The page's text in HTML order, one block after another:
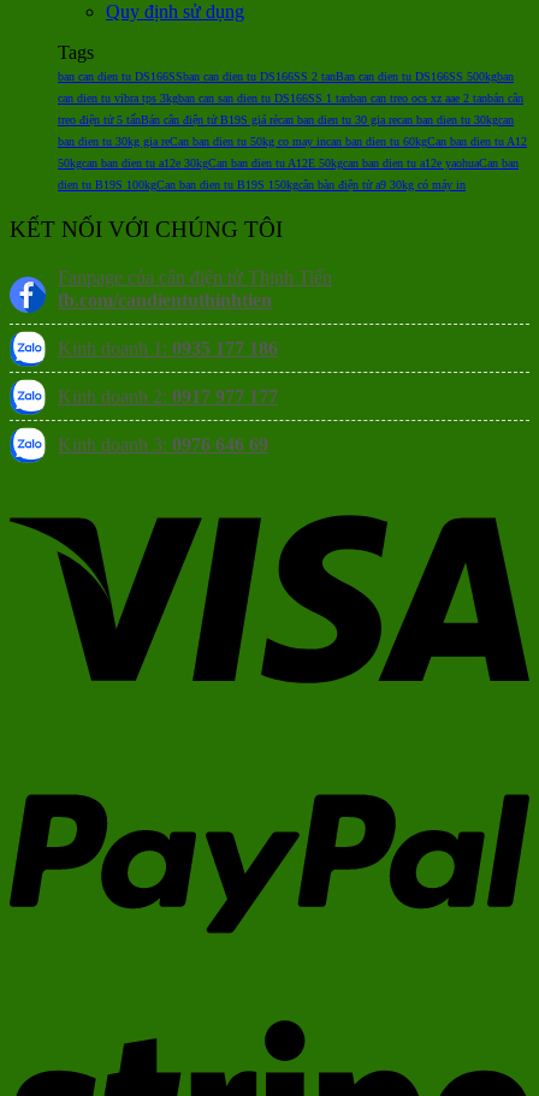
Quy định sử dụng
Tags
ban can dien tu DS166SSban can dien tu DS166SS 2 tanBan can dien tu DS166SS 500kgban
can dien tu vibra tps 3kgban can san dien tu DS166SS 1 tanban can treo ocs xz aae 2 tanbán cân
treo điện tử 5 tấnBán cân điện tử B19S giá rẻcan ban dien tu 30 gia recan ban dien tu 30kgcan
ban dien tu 30kg gia reCan ban dien tu 50kg co may incan ban dien tu 60kgCan ban dien tu A12
50kgcan ban dien tu a12e 30kgCan ban dien tu A12E 50kgcan ban dien tu a12e yaohuaCan ban
dien tu B19S 100kgCan ban dien tu B19S 150kgcân bàn điện tử a9 30kg có máy in
KẾT NỐI VỚI CHÚNG TÔI
Fanpage của cân điện tử Thịnh Tiến
fb.com/candientuthinhtien
Kinh doanh 1: 0935 177 186
Kinh doanh 2: 0917 977 177
Kinh doanh 3: 0976 646 69